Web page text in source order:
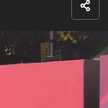
contando su